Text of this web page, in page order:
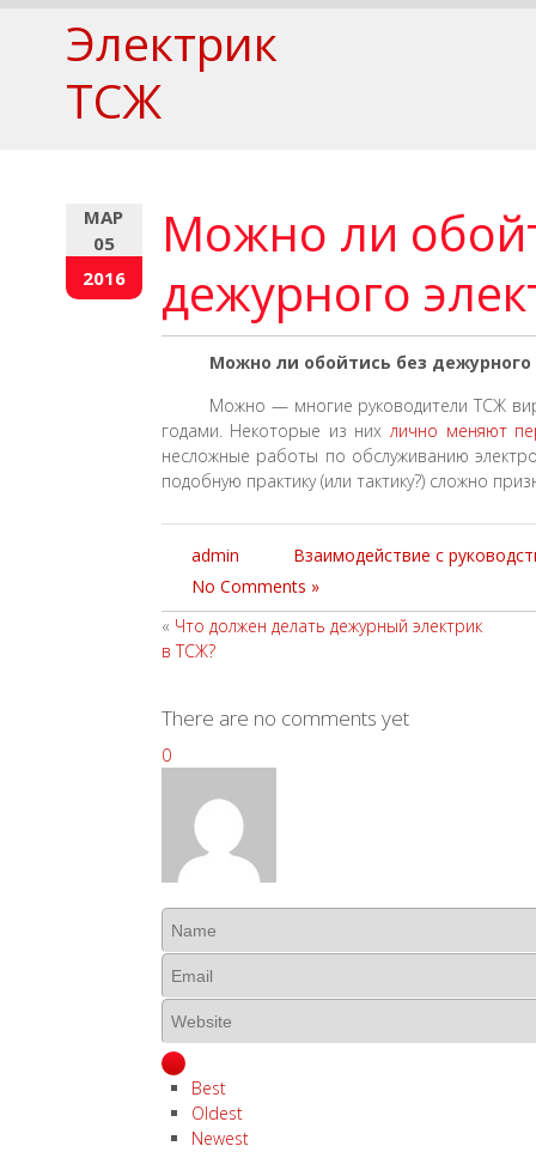
Электрик
ТСЖ
МАР
05
2016
Можно ли
дежурного
Можно ли обойтись без дежурного
Можно — многие руководители ТСЖ
годами. Некоторые из нихлично меняют
несложные работы по обслуживанию
подобную практику (или тактику?) сложно
admin
Взаимодействие с
No Comments »
« Что должен делать дежурный электрик
в ТСЖ?
There are no comments yet
0
Best
Oldest
Newest